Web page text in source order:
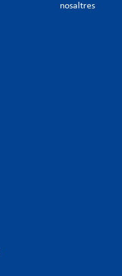
nosaltres